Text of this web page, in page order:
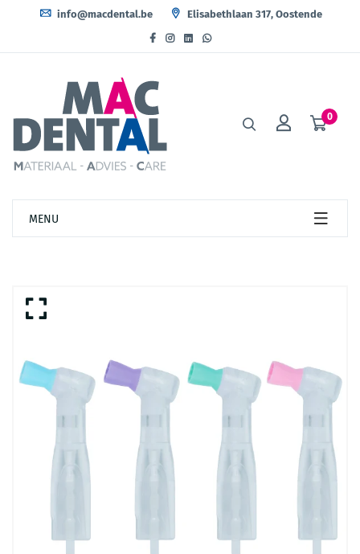
info@macdental.be Elisabethlaan 317, Oostende
0
MENU